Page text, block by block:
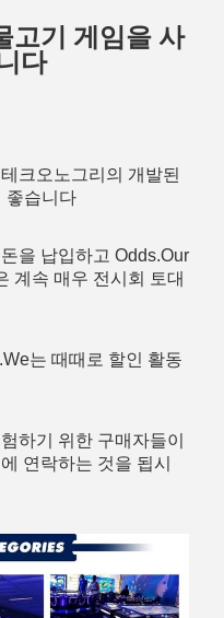
고기 게임을 사
다
크오노그리의 개발된
좋습니다
을 납입하고 Odds.Our
계속 매우 전시회 토대
는 때때로 할인 활동
하기 위한 구매자들이
연락하는 것을 됩시